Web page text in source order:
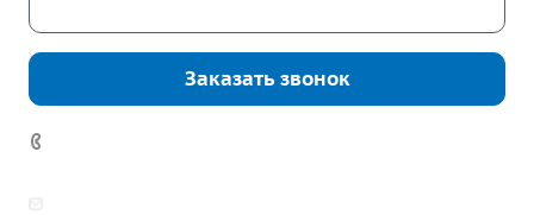
Заказать звонок